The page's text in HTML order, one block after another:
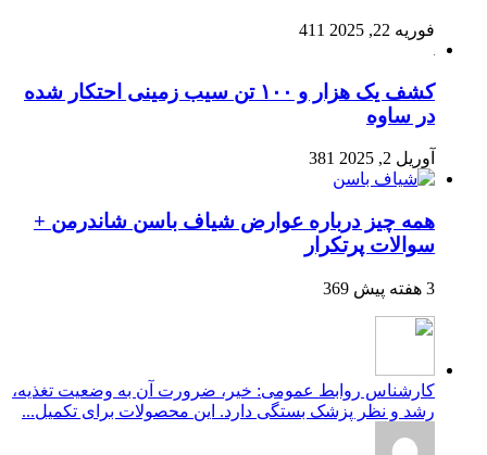
فوریه 22, 2025 411
کشف یک هزار و ۱۰۰ تن سیب زمینی احتکار شده
در ساوه
آوریل 2, 2025 381
همه چیز درباره عوارض شیاف باسن شاندرمن +
سوالات پرتکرار
3 هفته پیش 369
کارشناس روابط عمومی: خیر، ضرورت آن به وضعیت تغذیه،
رشد و نظر پزشک بستگی دارد. این محصولات برای تکمیل...